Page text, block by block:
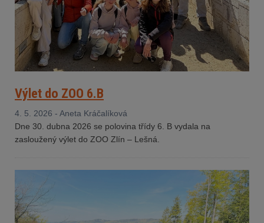
Výlet do ZOO 6.B
4. 5. 2026 - Aneta Kráčalíková
Dne 30. dubna 2026 se polovina třídy 6. B vydala na
zasloužený výlet do ZOO Zlín – Lešná.